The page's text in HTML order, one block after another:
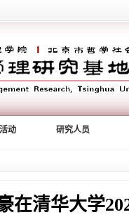
动 研究人员
在清华大学